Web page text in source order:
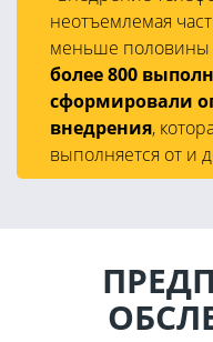
неотъемлемая
меньше половины
более 800
сформировали
внедрения,
выполняется от и